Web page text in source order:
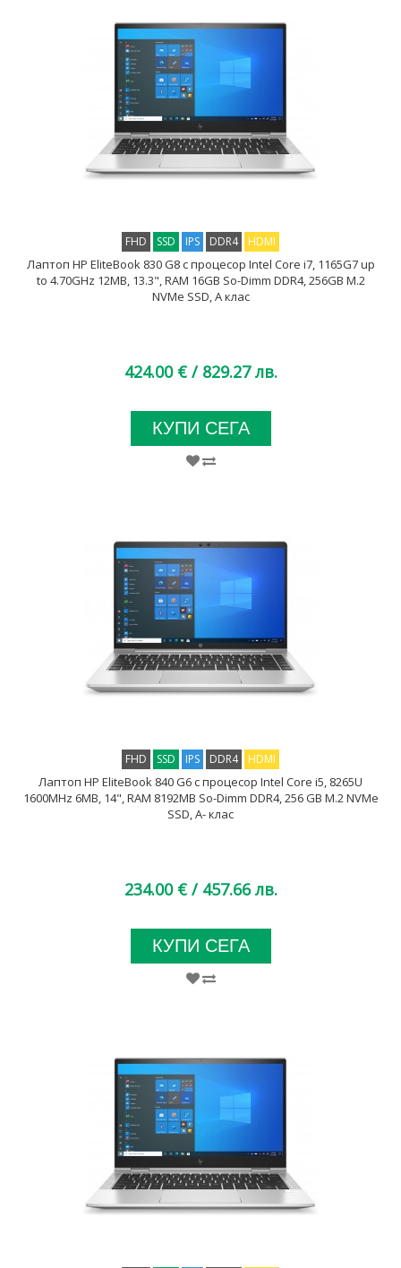
FHD SSD IPS DDR4 HDMI
Лаптоп HP EliteBook 830 G8 с процесор Intel Core i7, 1165G7 up
to 4.70GHz 12MB, 13.3", RAM 16GB So-Dimm DDR4, 256GB M.2
NVMe SSD, A клас
424.00 € / 829.27 лв.
КУПИ СЕГА
FHD SSD IPS DDR4 HDMI
Лаптоп HP EliteBook 840 G6 с процесор Intel Core i5, 8265U
1600MHz 6MB, 14", RAM 8192MB So-Dimm DDR4, 256 GB M.2 NVMe
SSD, A- клас
234.00 € / 457.66 лв.
КУПИ СЕГА